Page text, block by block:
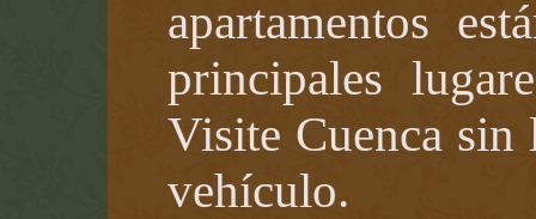
apartamentos
principales
Visite Cuenca sin
vehículo.